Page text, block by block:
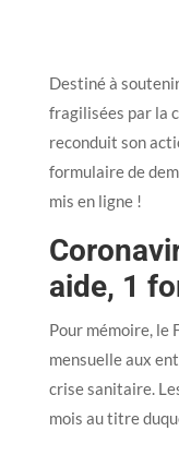
Destiné à
fragilisées par la
reconduit son
formulaire de
mis en ligne !
aide, 1
Pour mémoire, le
mensuelle aux
crise sanitaire.
mois au titre